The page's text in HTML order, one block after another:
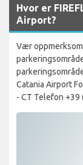
Hvor er
Airport?
Vær
Catania Airport
- CT Telefon +39